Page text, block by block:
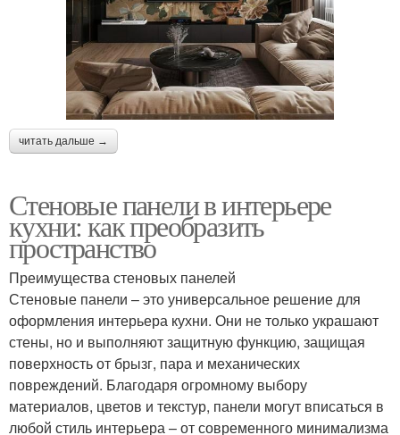
читать дальше →
Стеновые панели в интерьере
кухни: как преобразить
пространство
Преимущества стеновых панелей
Стеновые панели – это универсальное решение для
оформления интерьера кухни. Они не только украшают
стены, но и выполняют защитную функцию, защищая
поверхность от брызг, пара и механических
повреждений. Благодаря огромному выбору
материалов, цветов и текстур, панели могут вписаться в
любой стиль интерьера – от современного минимализма